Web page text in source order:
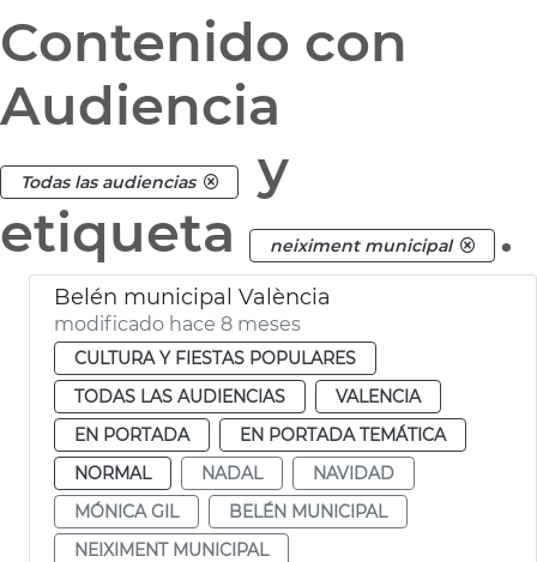
Contenido con
Audiencia
Todas las audiencias
y
etiqueta
neiximent municipal .
Belén municipal València
modificado hace 8 meses
CULTURA Y FIESTAS POPULARES
TODAS LAS AUDIENCIAS
VALENCIA
EN PORTADA
EN PORTADA TEMÁTICA
NORMAL
NADAL
NAVIDAD
MÓNICA GIL
BELÉN MUNICIPAL
NEIXIMENT MUNICIPAL